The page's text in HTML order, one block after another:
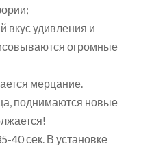
удивления и
огромные
мерцание.
поднимаются новые
40 сек. В установке